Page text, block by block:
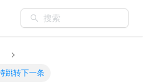
搜索
跳转下一条